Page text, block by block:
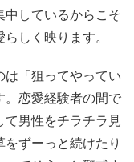
中しているからこそ
しく映ります。
は「狙ってやってい
。恋愛経験者の間で
て男性をチラチラ見
ずーっと続けたり